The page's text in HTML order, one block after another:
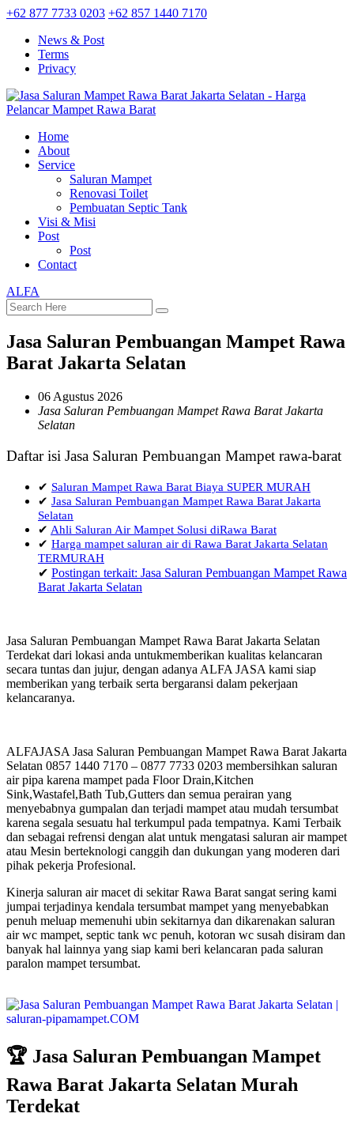
+62 877 7733 0203 +62 857 1440 7170
News & Post
Terms
Privacy
Home
About
Service
Saluran Mampet
Renovasi Toilet
Pembuatan Septic Tank
Visi & Misi
Post
Post
Contact
ALFA
Jasa Saluran Pembuangan Mampet Rawa
Barat Jakarta Selatan
06 Agustus 2026
Jasa Saluran Pembuangan Mampet Rawa Barat Jakarta
Selatan
Daftar isi Jasa Saluran Pembuangan Mampet rawa-barat
✔ Saluran Mampet Rawa Barat Biaya SUPER MURAH
✔ Jasa Saluran Pembuangan Mampet Rawa Barat Jakarta
Selatan
✔ Ahli Saluran Air Mampet Solusi diRawa Barat
✔ Harga mampet saluran air di Rawa Barat Jakarta Selatan
TERMURAH
✔ Postingan terkait: Jasa Saluran Pembuangan Mampet Rawa
Barat Jakarta Selatan
Jasa Saluran Pembuangan Mampet Rawa Barat Jakarta Selatan
Terdekat dari lokasi anda untukmemberikan kualitas kelancaran
secara tuntas dan jujur, dengan adanya ALFA JASA kami siap
memberikan yang terbaik serta bergaransi dalam pekerjaan
kelancaranya.
ALFAJASA Jasa Saluran Pembuangan Mampet Rawa Barat Jakarta
Selatan 0857 1440 7170 – 0877 7733 0203 membersihkan saluran
air pipa karena mampet pada Floor Drain,Kitchen
Sink,Wastafel,Bath Tub,Gutters dan semua perairan yang
menyebabnya gumpalan dan terjadi mampet atau mudah tersumbat
karena segala sesuatu hal terkumpul pada tempatnya. Kami Terbaik
dan sebagai refrensi dengan alat untuk mengatasi saluran air mampet
atau Mesin berteknologi canggih dan dukungan yang moderen dari
pihak pekerja Profesional.
Kinerja saluran air macet di sekitar Rawa Barat sangat sering kami
jumpai terjadinya kendala tersumbat mampet yang menyebabkan
penuh meluap memenuhi ubin sekitarnya dan dikarenakan saluran
air wc mampet, septic tank wc penuh, kotoran wc susah disiram dan
banyak hal lainnya yang siap kami beri kelancaran pada saluran
paralon mampet tersumbat.
🏆 Jasa Saluran Pembuangan Mampet
Rawa Barat Jakarta Selatan Murah
Terdekat